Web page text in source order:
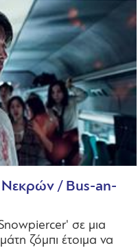
/ Bus-an-
σε μια
ζόμπι έτοιμα να